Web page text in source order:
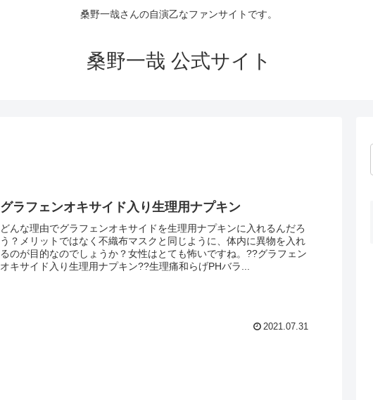
桑野一哉さんの自演乙なファンサイトです。
桑野一哉 公式サイト
グラフェンオキサイド入り生理用ナプキン
どんな理由でグラフェンオキサイドを生理用ナプキンに入れるんだろ
う？メリットではなく不織布マスクと同じように、体内に異物を入れ
るのが目的なのでしょうか？女性はとても怖いですね。??グラフェン
オキサイド入り生理用ナプキン??生理痛和らげPHバラ...
2021.07.31